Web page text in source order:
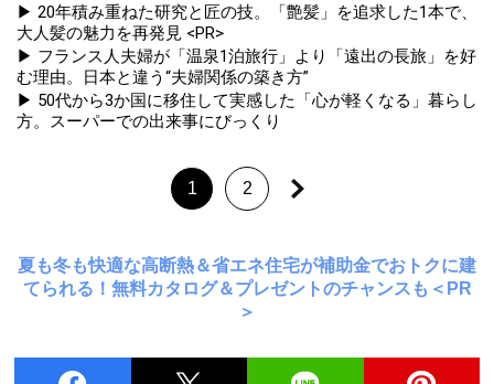
▶ 20年積み重ねた研究と匠の技。「艶髪」を追求した1本で、
大人髪の魅力を再発見 <PR>
▶ フランス人夫婦が「温泉1泊旅行」より「遠出の長旅」を好
む理由。日本と違う“夫婦関係の築き方”
▶ 50代から3か国に移住して実感した「心が軽くなる」暮らし
方。スーパーでの出来事にびっくり
1 2
夏も冬も快適な高断熱＆省エネ住宅が補助金でおトクに建
てられる！無料カタログ＆プレゼントのチャンスも＜PR
＞